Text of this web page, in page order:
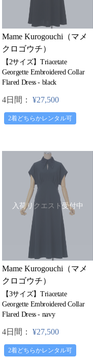
Mame Kurogouchi（マメ
クロゴウチ）
【2サイズ】Triacetate
Georgette Embroidered Collar
Flared Dress - black
4日間： ¥27,500
2着どちらかレンタル可
入荷リクエスト受付中
Mame Kurogouchi（マメ
クロゴウチ）
【3サイズ】Triacetate
Georgette Embroidered Collar
Flared Dress - navy
4日間： ¥27,500
2着どちらかレンタル可